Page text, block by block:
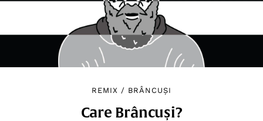
REMIX / BRÂNCUȘI
Care Brâncuși?